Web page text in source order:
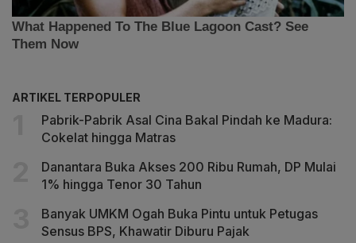
ARTIKEL TERPOPULER
Pabrik-Pabrik Asal Cina Bakal Pindah ke Madura:
Cokelat hingga Matras
Danantara Buka Akses 200 Ribu Rumah, DP Mulai
1% hingga Tenor 30 Tahun
Banyak UMKM Ogah Buka Pintu untuk Petugas
Sensus BPS, Khawatir Diburu Pajak